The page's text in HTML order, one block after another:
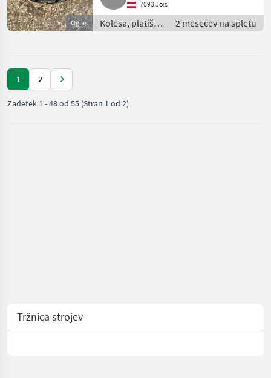
Oglas
7093 Jois
Kolesa, platišča
in pnevmatike /
2 mesecev na spletu
1 2
Zadetek 1-48od 55 (Stran 1 od 2)
Tržnica strojev